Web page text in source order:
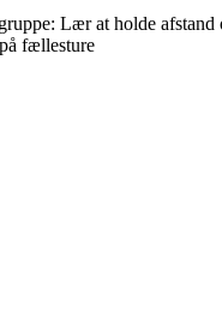
Lær at holde afstand
fællesture